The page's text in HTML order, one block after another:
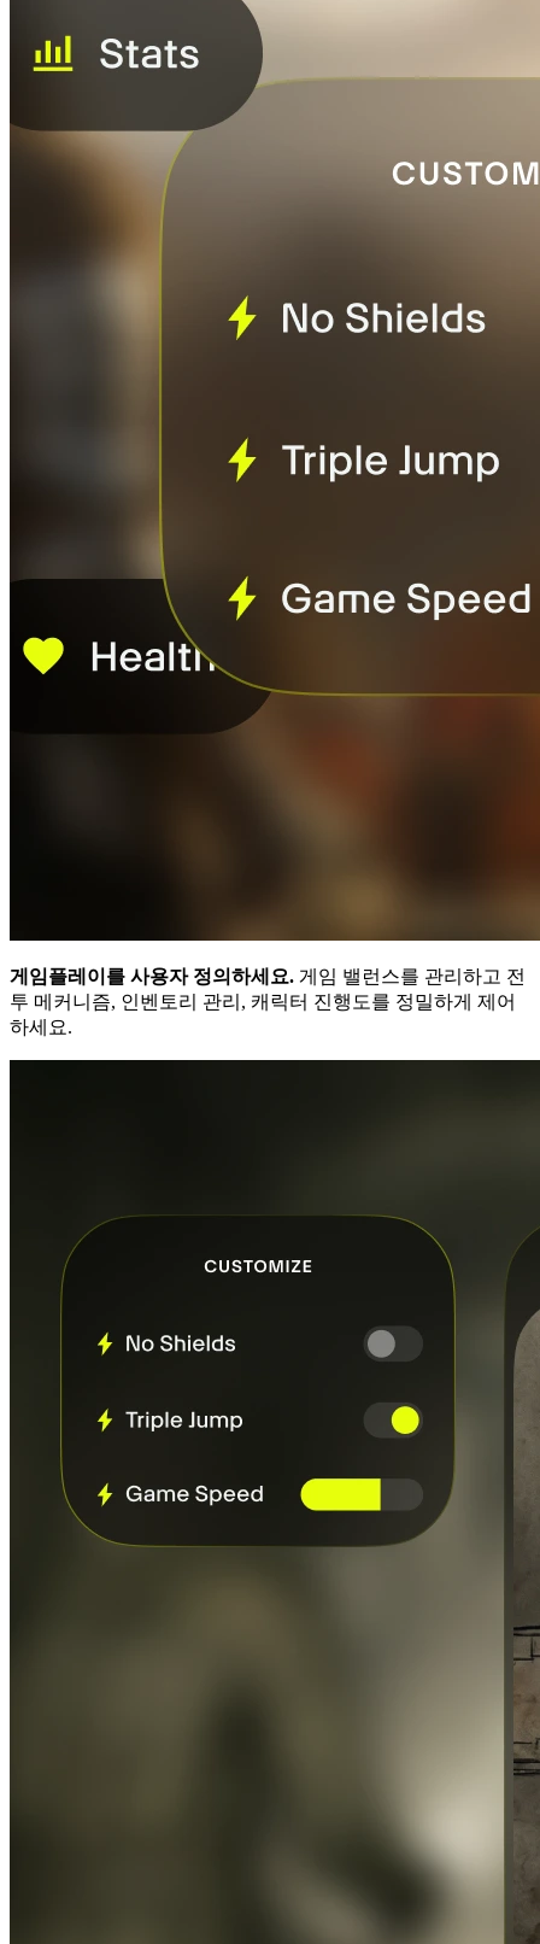
게임플레이를 사용자 정의하세요. 게임 밸런스를 관리하고 전
투 메커니즘, 인벤토리 관리, 캐릭터 진행도를 정밀하게 제어
하세요.